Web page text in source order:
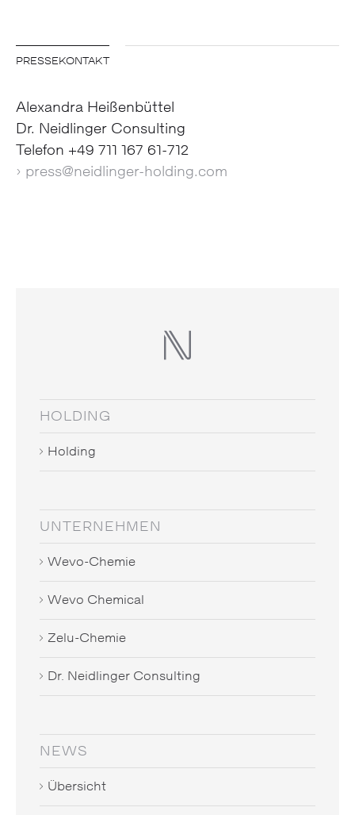
PRESSEKONTAKT
Alexandra Heißenbüttel
Dr. Neidlinger Consulting
Telefon +49 711 167 61-712
› press@neidlinger-holding.com
HOLDING
Holding
UNTERNEHMEN
Wevo-Chemie
Wevo Chemical
Zelu-Chemie
Dr. Neidlinger Consulting
NEWS
Übersicht